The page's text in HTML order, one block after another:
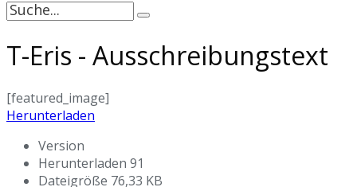
Suche
T-Eris - Ausschreibungstext
[featured_image]
Herunterladen
Version
Herunterladen 91
Dateigröße 76,33 KB